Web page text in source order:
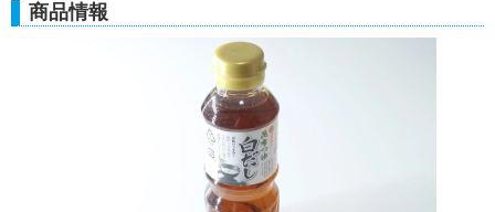
商品情報